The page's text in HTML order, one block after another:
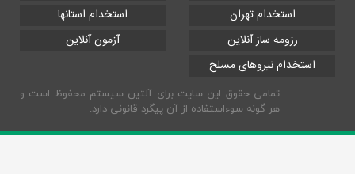
استخدام تهران
استخدام استانها
رزومه ساز آنلاین
آزمون آنلاین
استخدام نیروهای مسلح
تمامی حقوق این سایت برای آلتین سیستم محفوظ است و
هر گونه سوءاستفاده از آن پیگرد قانونی دارد.